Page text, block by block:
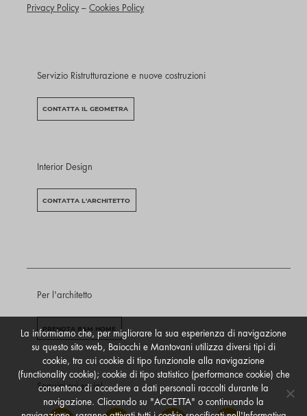
Privacy Policy– Cookies Policy
Servizio Ristrutturazione e nuove costruzioni
CONTATTA IL GEOMETRA
Interior Design
CONTATTA L'ARCHITETTO
Per l'architetto
PRENOTA B&M HOME
Seguici sui social
La informiamo che, per migliorare la sua esperienza di navigazione
su questo sito web, Baiocchi e Mantovani utilizza diversi tipi di
cookie, tra cui cookie di tipo funzionale alla navigazione
(functionality cookie); cookie di tipo statistico (performance cookie) che
consentono di accedere a dati personali raccolti durante la
navigazione. Cliccando su "ACCETTA" o continuando la